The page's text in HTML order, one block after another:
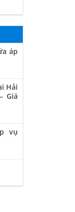
áp
Hải
Giá
vụ